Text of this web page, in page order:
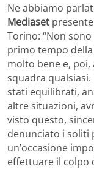
Ne abbiamo
Mediaset
Torino: “Non
primo tempo
molto bene e, poi,
squadra
stati equilibrati,
altre situazioni,
visto questo,
denunciato i soliti
un’occasione
effettuare il colpo